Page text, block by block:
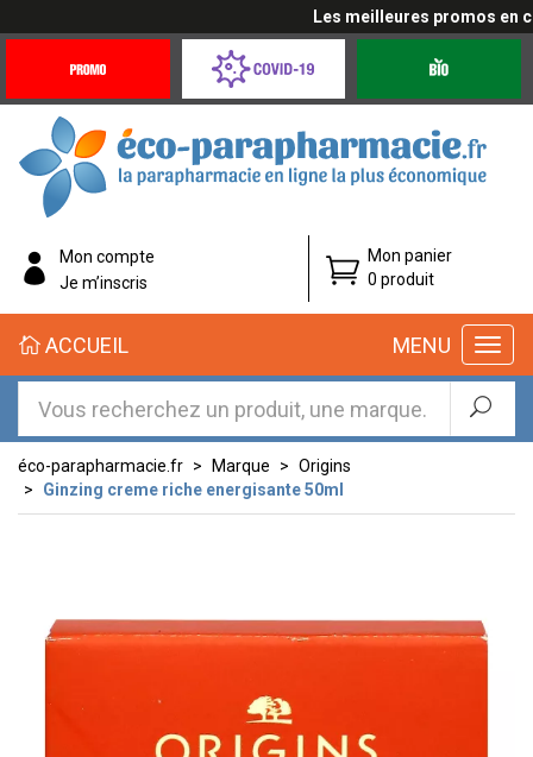
Les meilleures promos en
Offres
Coronavirus
éco-
parapharmacie.fr
éco-
parapharmacie.fr
Mon compte
Je m’inscris
Mon panier
0 produit
MENU
ACCUEIL
éco-parapharmacie.fr Marque
Origins
Ginzing creme riche energisante 50ml